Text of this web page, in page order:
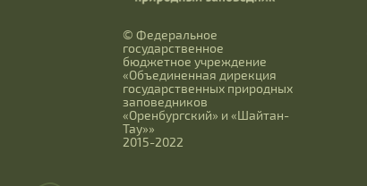
© Федеральное
государственное
бюджетное учреждение
«Объединенная дирекция
государственных природных
заповедников
«Оренбургский» и «Шайтан-
Тау»»
2015-2022